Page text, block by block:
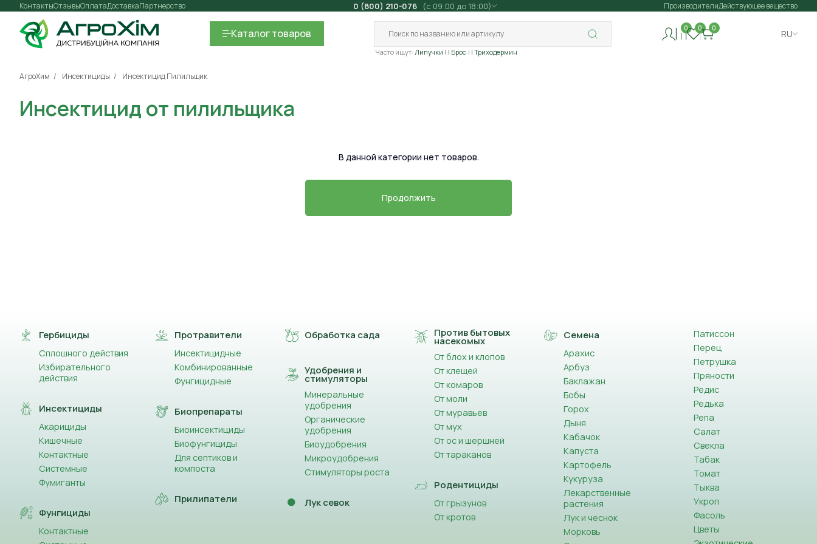
Контакты Оплата
Отзывы ДоставкаПартнерство 0 (800) 210-076 (с 09:00 до 18:00) ПроизводителиДействующее вещество
Каталогтоваров
Часто ищут: Липучки | Брос | Триходермин
0 0 0
RU
АгроХим Инсектициды Инсектицид Пилильщик
Инсектицид от пилильщика
В данной категории нет товаров.
Продолжить
Гербициды
Сплошного действия
Избирательного
действия
Инсектициды
Акарициды
Кишечные
Контактные
Системные
Фумиганты
Фунгициды
Контактные
Протравители
Инсектицидные
Комбинированные
Фунгицидные
Биопрепараты
Биоинсектициды
Биофунгициды
Для септиков и
компоста
Прилипатели
Обработка сада
Удобрения и
стимуляторы
Минеральные
удобрения
Органические
удобрения
Биоудобрения
Микроудобрения
Стимуляторы роста
Лук севок
Против бытовых
насекомых
От блох и клопов
От клещей
От комаров
От моли
От муравьев
От мух
От ос и шершней
От тараканов
Родентициды
От грызунов
От кротов
Семена
Арахис
Арбуз
Баклажан
Бобы
Горох
Дыня
Кабачок
Капуста
Картофель
Кукуруза
Лекарственные
растения
Лук и чеснок
Морковь
Патиссон
Перец
Петрушка
Пряности
Редис
Редька
Репа
Салат
Свекла
Табак
Томат
Тыква
Укроп
Фасоль
Цветы